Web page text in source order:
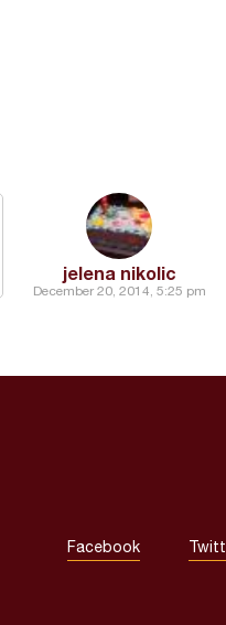
jelena nikolic
December 20, 2014, 5:25 pm
Facebook